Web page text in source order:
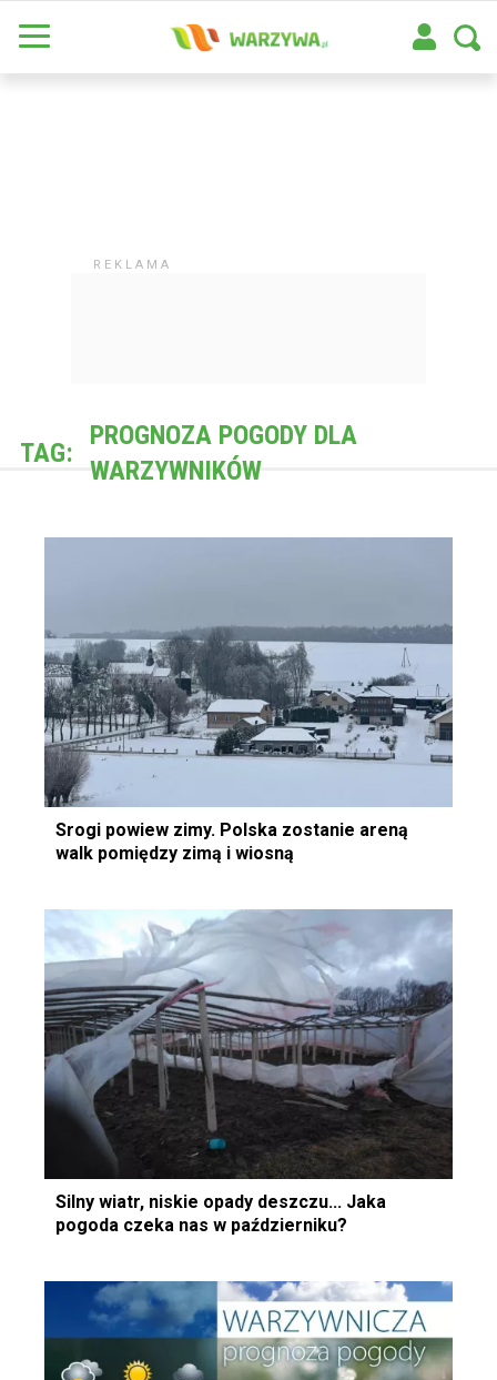
TAG:
PROGNOZA POGODY DLA
WARZYWNIKÓW
Srogi powiew zimy. Polska zostanie areną
walk pomiędzy zimą i wiosną
Silny wiatr, niskie opady deszczu... Jaka
pogoda czeka nas w październiku?